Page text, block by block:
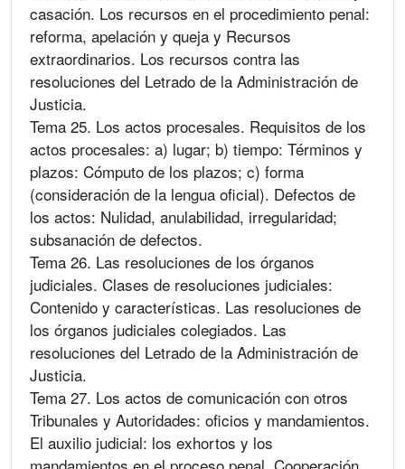
casación. Los recursos en el procedimiento penal:
reforma, apelación y queja y Recursos
extraordinarios. Los recursos contra las
resoluciones del Letrado de la Administración de
Justicia.
Tema 25. Los actos procesales. Requisitos de los
actos procesales: a) lugar; b) tiempo: Términos y
plazos: Cómputo de los plazos; c) forma
(consideración de la lengua oficial). Defectos de
los actos: Nulidad, anulabilidad, irregularidad;
subsanación de defectos.
Tema 26. Las resoluciones de los órganos
judiciales. Clases de resoluciones judiciales:
Contenido y características. Las resoluciones de
los órganos judiciales colegiados. Las
resoluciones del Letrado de la Administración de
Justicia.
Tema 27. Los actos de comunicación con otros
Tribunales y Autoridades: oficios y mandamientos.
El auxilio judicial: los exhortos y los